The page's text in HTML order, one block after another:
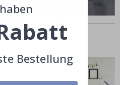
auch
Bestellung